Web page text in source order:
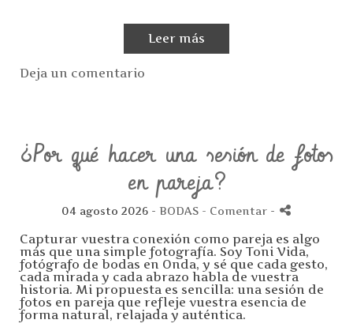
Leer más
Deja un comentario
¿Por qué hacer una sesión de fotos
en pareja?
04 agosto 2026 - BODAS - Comentar -
Capturar vuestra conexión como pareja es algo
más que una simple fotografía. Soy Toni Vida,
fotógrafo de bodas en Onda, y sé que cada gesto,
cada mirada y cada abrazo habla de vuestra
historia. Mi propuesta es sencilla: una sesión de
fotos en pareja que refleje vuestra esencia de
forma natural, relajada y auténtica.